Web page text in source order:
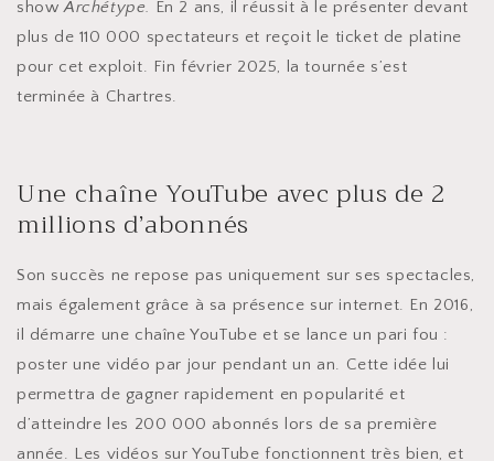
showArchétype. En 2 ans, il réussit à le présenter devant
plus de 110 000 spectateurs et reçoit le ticket de platine
pour cet exploit. Fin février 2025, la tournée s’est
terminée à Chartres.
Une chaîne YouTube avec plus de 2
millions d’abonnés
Son succès ne repose pas uniquement sur ses spectacles,
mais également grâce à sa présence sur internet. En 2016,
il démarre une chaîne YouTube et se lance un pari fou :
poster une vidéo par jour pendant un an. Cette idée lui
permettra de gagner rapidement en popularité et
d’atteindre les 200 000 abonnés lors de sa première
année. Les vidéos sur YouTube fonctionnent très bien, et